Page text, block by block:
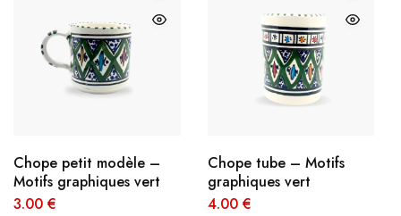
Chope petit modèle –
Motifs graphiques vert
3.00 €
Chope tube – Motifs
graphiques vert
4.00 €